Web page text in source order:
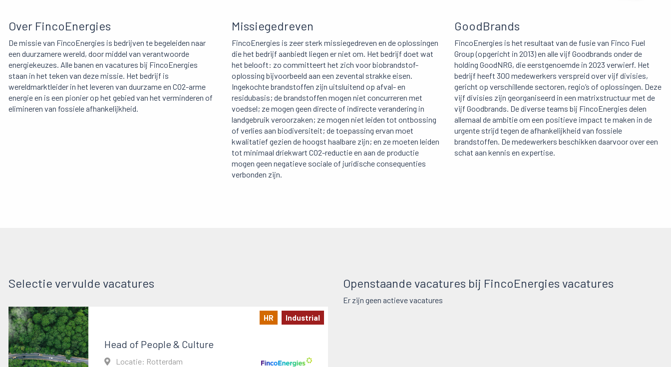
Over FincoEnergies
De missie van FincoEnergies is bedrijven te begeleiden naar
een duurzamere wereld, door middel van verantwoorde
energiekeuzes. Alle banen en vacatures bij FincoEnergies
staan in het teken van deze missie. Het bedrijf is
wereldmarktleider in het leveren van duurzame en CO2-arme
energie en is een pionier op het gebied van het verminderen of
elimineren van fossiele afhankelijkheid.
Missiegedreven
FincoEnergies is zeer sterk missiegedreven en de oplossingen
die het bedrijf aanbiedt liegen er niet om. Het bedrijf doet wat
het belooft: zo committeert het zich voor biobrandstof-
oplossing bijvoorbeeld aan een zevental strakke eisen.
Ingekochte brandstoffen zijn uitsluitend op afval- en
residubasis; de brandstoffen mogen niet concurreren met
voedsel; ze mogen geen directe of indirecte verandering in
landgebruik veroorzaken; ze mogen niet leiden tot ontbossing
of verlies aan biodiversiteit; de toepassing ervan moet
kwalitatief gezien de hoogst haalbare zijn; en ze moeten leiden
tot minimaal driekwart CO2-reductie en aan de productie
mogen geen negatieve sociale of juridische consequenties
verbonden zijn.
GoodBrands
FincoEnergies is het resultaat van de fusie van Finco Fuel
Group (opgericht in 2013) en alle vijf Goodbrands onder de
holding GoodNRG, die eerstgenoemde in 2023 verwierf. Het
bedrijf heeft 300 medewerkers verspreid over vijf divisies,
gericht op verschillende sectoren, regio’s of oplossingen. Deze
vijf divisies zijn georganiseerd in een matrixstructuur met de
vijf Goodbrands. De diverse teams bij FincoEnergies delen
allemaal de ambitie om een positieve impact te maken in de
urgente strijd tegen de afhankelijkheid van fossiele
brandstoffen. De medewerkers beschikken daarvoor over een
schat aan kennis en expertise.
Selectie vervulde vacatures
HR Industrial
Head of People & Culture
Locatie: Rotterdam
Openstaande vacatures bij FincoEnergies vacatures
Er zijn geen actieve vacatures